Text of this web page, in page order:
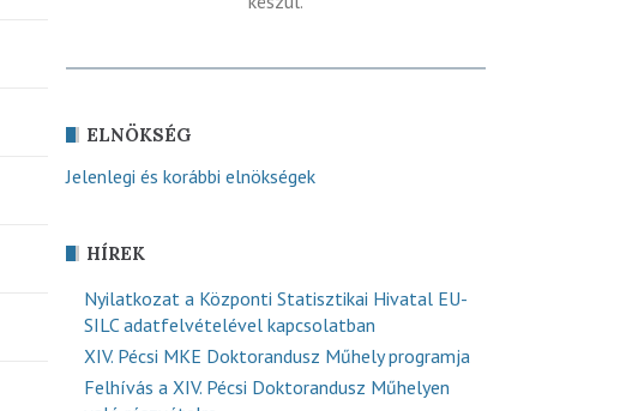
ELNÖKSÉG
Jelenlegi és korábbi elnökségek
HÍREK
Nyilatkozat a Központi Statisztikai Hivatal EU-
SILC adatfelvételével kapcsolatban
XIV. Pécsi MKE Doktorandusz Műhely programja
Felhívás a XIV. Pécsi Doktorandusz Műhelyen